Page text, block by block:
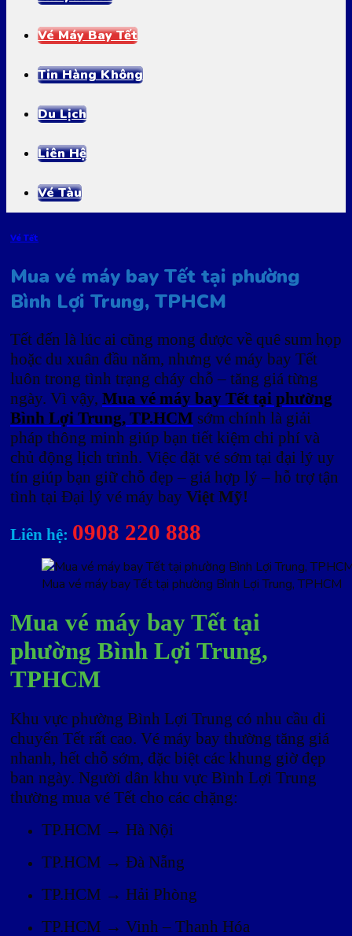
Vé Máy Bay Tết
Tin Hàng Không
Du Lịch
Liên Hệ
Vé Tàu
Vé Tết
Mua vé máy bay Tết tại phường
Bình Lợi Trung, TPHCM
Tết đến là lúc ai cũng mong được về quê sum họp
hoặc du xuân đầu năm, nhưng vé máy bay Tết
luôn trong tình trạng cháy chỗ – tăng giá từng
ngày. Vì vậy, Mua vé máy bay Tết tại phường
Bình Lợi Trung, TP.HCM sớm chính là giải
pháp thông minh giúp bạn tiết kiệm chi phí và
chủ động lịch trình. Việc đặt vé sớm tại đại lý uy
tín giúp bạn giữ chỗ đẹp – giá hợp lý – hỗ trợ tận
tình tại Đại lý vé máy bay Việt Mỹ!
Liên hệ: 0908 220 888
Mua vé máy bay Tết tại phường Bình Lợi Trung, TPHCM
Mua vé máy bay Tết tại
phường Bình Lợi Trung,
TPHCM
Khu vực phường Bình Lợi Trung có nhu cầu di
chuyển Tết rất cao. Vé máy bay thường tăng giá
nhanh, hết chỗ sớm, đặc biệt các khung giờ đẹp
ban ngày. Người dân khu vực Bình Lợi Trung
thường mua vé Tết cho các chặng:
TP.HCM → Hà Nội
TP.HCM → Đà Nẵng
TP.HCM → Hải Phòng
TP.HCM → Vinh – Thanh Hóa